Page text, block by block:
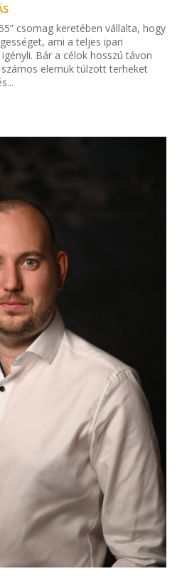
csomag keretében vállalta, hogy
ami a teljes ipari
Bár a célok hosszú távon
elemük túlzott terheket